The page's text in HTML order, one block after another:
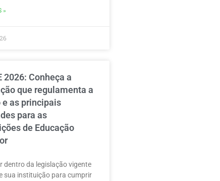
»
2026: Conheça a
que regulamenta a
e as principais
para as
de Educação
dentro da legislação vigente
sua instituição para cumprir